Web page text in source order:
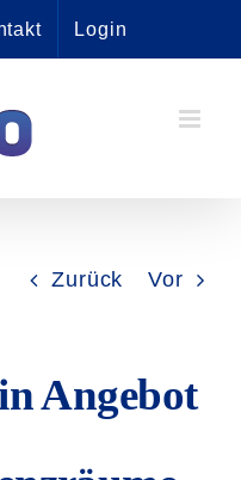
Login
Zurück Vor
Angebot